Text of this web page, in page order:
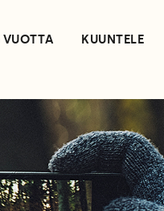
KUUNTELE